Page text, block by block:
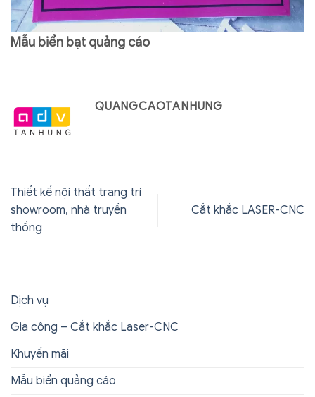
Mẫu biển bạt quảng cáo
QUANGCAOTANHUNG
Thiết kế nội thất trang trí
showroom, nhà truyền
thống
Cắt khắc LASER-CNC
Dịch vụ
Gia công – Cắt khắc Laser-CNC
Khuyến mãi
Mẫu biển quảng cáo